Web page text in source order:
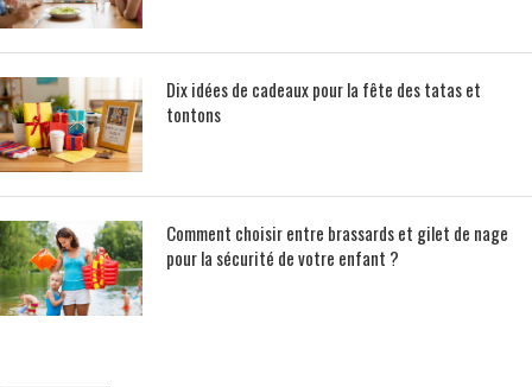
Dix idées de cadeaux pour la fête des tatas et
tontons
Comment choisir entre brassards et gilet de nage
pour la sécurité de votre enfant ?